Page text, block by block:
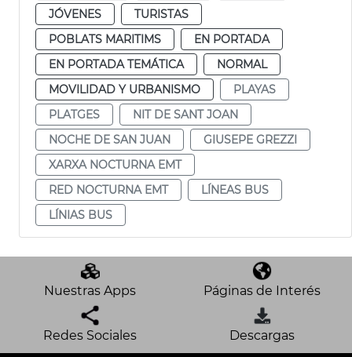
JÓVENES
TURISTAS
POBLATS MARITIMS
EN PORTADA
EN PORTADA TEMÁTICA
NORMAL
MOVILIDAD Y URBANISMO
PLAYAS
PLATGES
NIT DE SANT JOAN
NOCHE DE SAN JUAN
GIUSEPE GREZZI
XARXA NOCTURNA EMT
RED NOCTURNA EMT
LÍNEAS BUS
LÍNIAS BUS
Nuestras Apps Páginas de Interés
Redes Sociales Descargas